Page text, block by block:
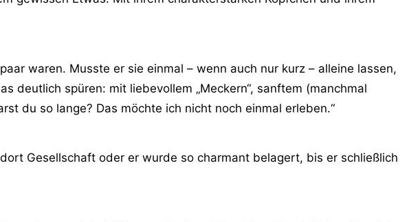
waren. Musste er sie einmal – wenn auch nur kurz – alleine lassen,
deutlich spüren: mit liebevollem „Meckern“, sanftem (manchmal
du so lange? Das möchte ich nicht noch einmal erleben.“
Gesellschaft oder er wurde so charmant belagert, bis er schließlich